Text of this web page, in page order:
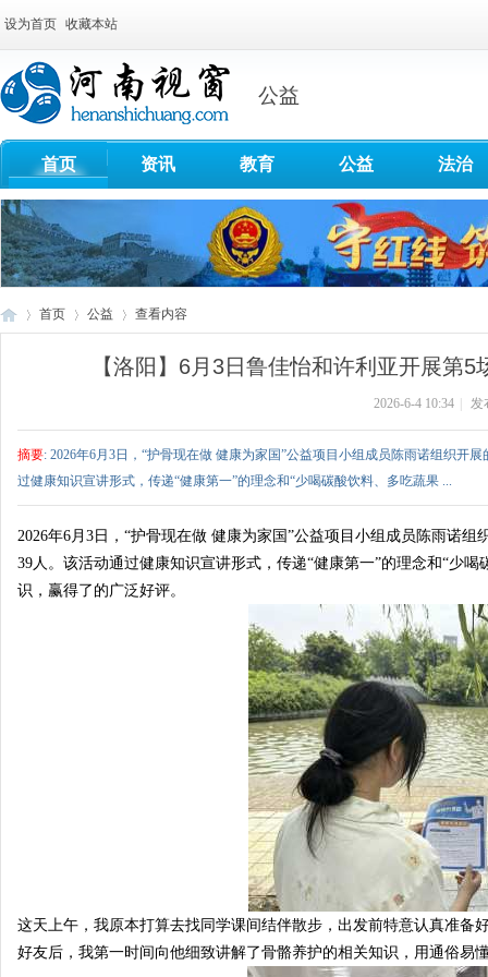
设为首页 收藏本站
公益
首页 资讯 教育 公益 法治
首页 公益 查看内容
【洛阳】6月3日鲁佳怡和许利亚开展第
2026-6-4 10:34 发
摘要: 2026年6月3日，“护骨现在做 健康为家国”公益项目小组成员陈雨诺组织开
过健康知识宣讲形式，传递“健康第一”的理念和“少喝碳酸饮料、多吃蔬果 ...
2026年6月3日，“护骨现在做 健康为家国”公益项目小组成员陈雨诺
39人。该活动通过健康知识宣讲形式，传递“健康第一”的理念和“少
识，赢得了的广泛好评。
这天上午，我原本打算去找同学课间结伴散步，出发前特意认真准备
好友后，我第一时间向他细致讲解了骨骼养护的相关知识，用通俗易